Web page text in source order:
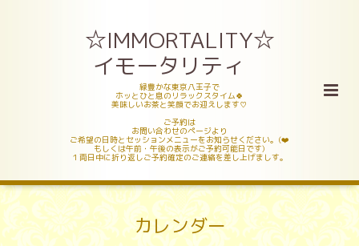
☆IMMORTALITY☆
イモータリティ
緑豊かな東京八王子で
ホッとひと息のリラックスタイム🍀
美味しいお茶と笑顔でお迎えします♡
ご予約は
お問い合わせのページより
ご希望の日時とセッションメニューをお知らせください。(❤️
もしくは午前・午後の表示がご予約可能日です)
１両日中に折り返しご予約確定のご連絡を差し上げましす。
カレンダー